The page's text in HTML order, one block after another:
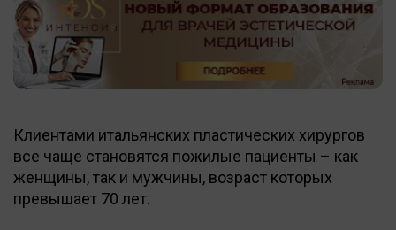
Клиентами итальянских пластических хирургов
все чаще становятся пожилые пациенты – как
женщины, так и мужчины, возраст которых
превышает 70 лет.